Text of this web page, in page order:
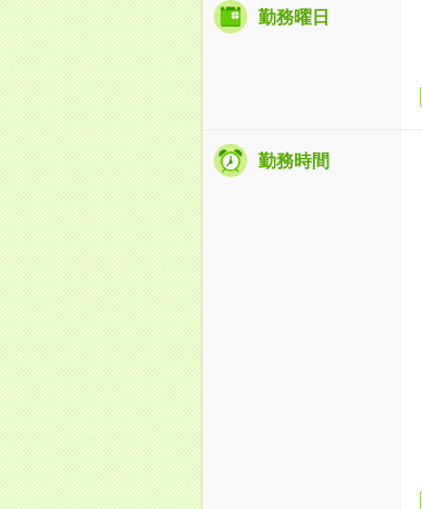
勤務曜日
勤務時間